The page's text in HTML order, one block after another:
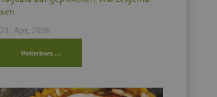
sen
21. Apr, 2026
Wei­ter­le­sen …